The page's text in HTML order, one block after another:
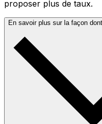
proposer plus de taux.
En savoir plus sur la façon